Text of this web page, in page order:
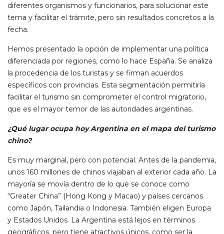
diferentes organismos y funcionarios, para solucionar este
tema y facilitar el trámite, pero sin resultados concretos a la
fecha.
Hemos presentado la opción de implementar una política
diferenciada por regiones, como lo hace España. Se analiza
la procedencia de los turistas y se firman acuerdos
específicos con provincias. Esta segmentación permitiría
facilitar el turismo sin comprometer el control migratorio,
que es el mayor temor de las autoridades argentinas.
¿Qué lugar ocupa hoy Argentina en el mapa del turismo
chino?
Es muy marginal, pero con potencial. Antes de la pandemia,
unos 160 millones de chinos viajaban al exterior cada año. La
mayoría se movía dentro de lo que se conoce como
“Greater China” (Hong Kong y Macao) y países cercanos
como Japón, Tailandia o Indonesia. También eligen Europa
y Estados Unidos. La Argentina está lejos en términos
geográficos, pero tiene atractivos únicos, como ser la